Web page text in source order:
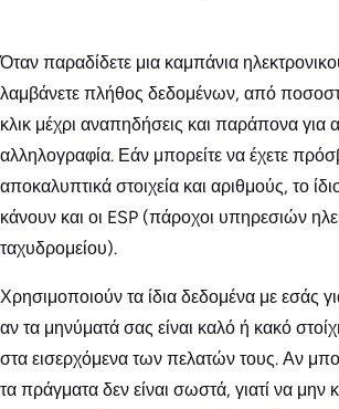
Όταν παραδίδετε μια καμπάνια
λαμβάνετε πλήθος δεδομένων, από
κλικ μέχρι αναπηδήσεις και παράπονα για
αλληλογραφία. Εάν μπορείτε να έχετε
αποκαλυπτικά στοιχεία και αριθμούς, το
κάνουν και οι ESP (πάροχοι υπηρεσιών
ταχυδρομείου).
Χρησιμοποιούν τα ίδια δεδομένα με εσάς
αν τα μηνύματά σας είναι καλό ή κακό
στα εισερχόμενα των πελατών τους. Αν
τα πράγματα δεν είναι σωστά, γιατί να μην